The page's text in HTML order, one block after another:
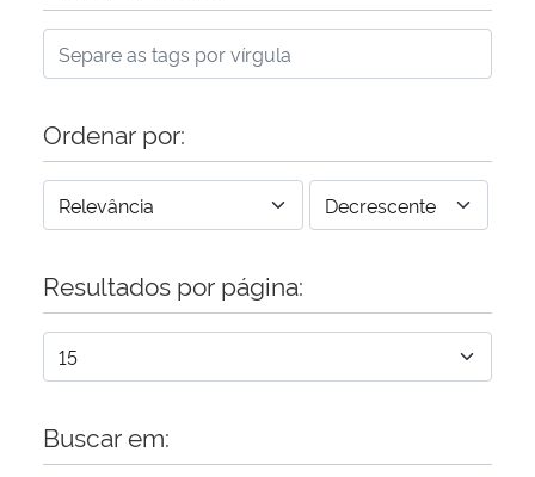
Ordenar por:
Resultados por página:
Buscar em: